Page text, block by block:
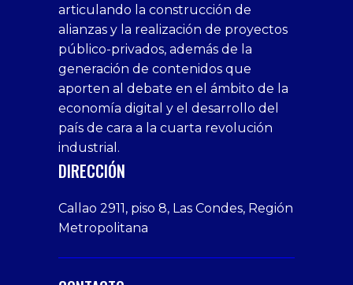
siteleri
bedava
bonus
veren
siteler
1xbet
deneme
bonusu
veren
xslot
sahabet
giriş
1xbet
giriş
tarafbet
giriş
deneme
bonusu
Deneme
bonusu
veren
siteler
homemade
porn
on
webcam
Cumshots
Tits
Free
Amateur
Porn
Xxx
Indian
Big
Butt
deneme
bonusu
veren
siteler
articulando la construcción de
alianzas y la realización de proyectos
público-privados, además de la
generación de contenidos que
aporten al debate en el ámbito de la
economía digital y el desarrollo del
país de cara a la cuarta revolución
industrial.
DIRECCIÓN
Callao 2911, piso 8, Las Condes, Región
Metropolitana